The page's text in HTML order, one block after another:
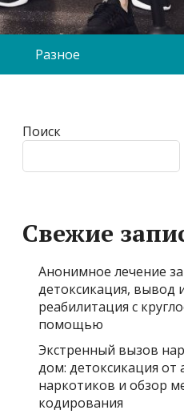
Разное
Поиск
Свежие
Анонимное лечение
детоксикация, вывод
реабилитация с
помощью
Экстренный вызов
дом: детоксикация от
наркотиков и обзор
кодирования